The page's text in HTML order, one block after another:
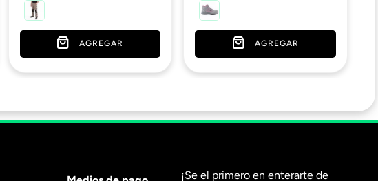
AGREGAR AGREGAR
¡Se el primero en enterarte de